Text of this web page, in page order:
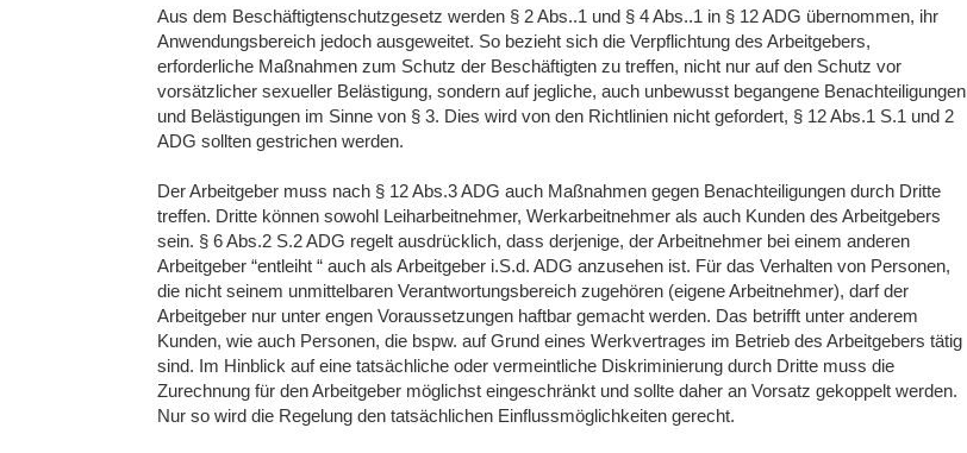
Aus dem Beschäftigtenschutzgesetz werden § 2 Abs..1 und § 4 Abs..1 in § 12 ADG übernommen, ihr
Anwendungsbereich jedoch ausgeweitet. So bezieht sich die Verpflichtung des Arbeitgebers,
erforderliche Maßnahmen zum Schutz der Beschäftigten zu treffen, nicht nur auf den Schutz vor
vorsätzlicher sexueller Belästigung, sondern auf jegliche, auch unbewusst begangene Benachteiligungen
und Belästigungen im Sinne von § 3. Dies wird von den Richtlinien nicht gefordert, § 12 Abs.1 S.1 und 2
ADG sollten gestrichen werden.
Der Arbeitgeber muss nach § 12 Abs.3 ADG auch Maßnahmen gegen Benachteiligungen durch Dritte
treffen. Dritte können sowohl Leiharbeitnehmer, Werkarbeitnehmer als auch Kunden des Arbeitgebers
sein. § 6 Abs.2 S.2 ADG regelt ausdrücklich, dass derjenige, der Arbeitnehmer bei einem anderen
Arbeitgeber “entleiht “ auch als Arbeitgeber i.S.d. ADG anzusehen ist. Für das Verhalten von Personen,
die nicht seinem unmittelbaren Verantwortungsbereich zugehören (eigene Arbeitnehmer), darf der
Arbeitgeber nur unter engen Voraussetzungen haftbar gemacht werden. Das betrifft unter anderem
Kunden, wie auch Personen, die bspw. auf Grund eines Werkvertrages im Betrieb des Arbeitgebers tätig
sind. Im Hinblick auf eine tatsächliche oder vermeintliche Diskriminierung durch Dritte muss die
Zurechnung für den Arbeitgeber möglichst eingeschränkt und sollte daher an Vorsatz gekoppelt werden.
Nur so wird die Regelung den tatsächlichen Einflussmöglichkeiten gerecht.